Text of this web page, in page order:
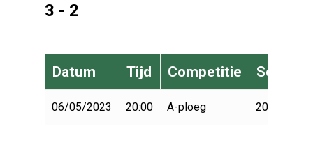
3 - 2
Datum Tijd Competitie Seizoen
06/05/2023 20:00 A-ploeg 2022-2023